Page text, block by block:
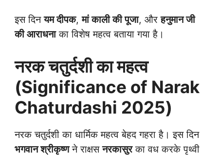
इस दिनयम दीपक,मां काली की पूजा, औरहनुमान जी
की आराधनाका विशेष महत्व बताया गया है।
नरक चतुर्दशी का महत्व
(Significance of Narak
Chaturdashi 2025)
नरक चतुर्दशी का धार्मिक महत्व बेहद गहरा है। इस दिन
भगवान श्रीकृष्णने राक्षसनरकासुरका वध करके पृथ्वी